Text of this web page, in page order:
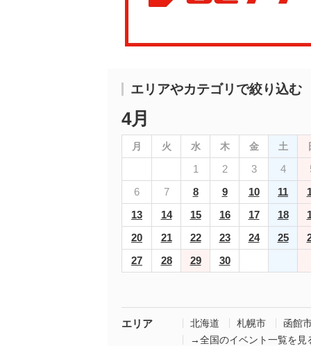
エリアやカテゴリで絞り込む
4月
月 火 水 木 金 土
1 2 3 4
6
7 8 9 10 11
13
14 15 16 17 18
20
21 22 23 24 25
27
28 29 30
エリア 北海道 札幌市
函館
→全国のイベント一覧を見